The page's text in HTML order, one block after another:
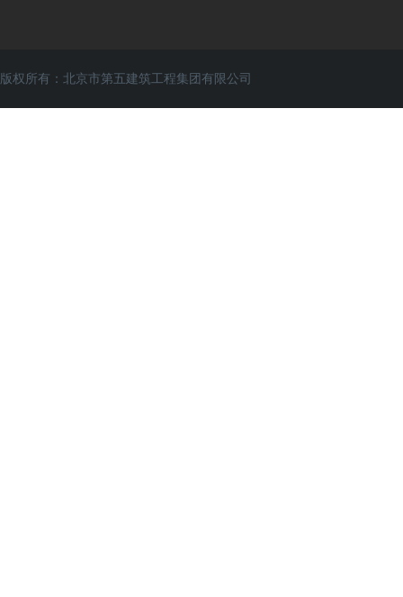
版权所有：北京市第五建筑工程集团有限公司